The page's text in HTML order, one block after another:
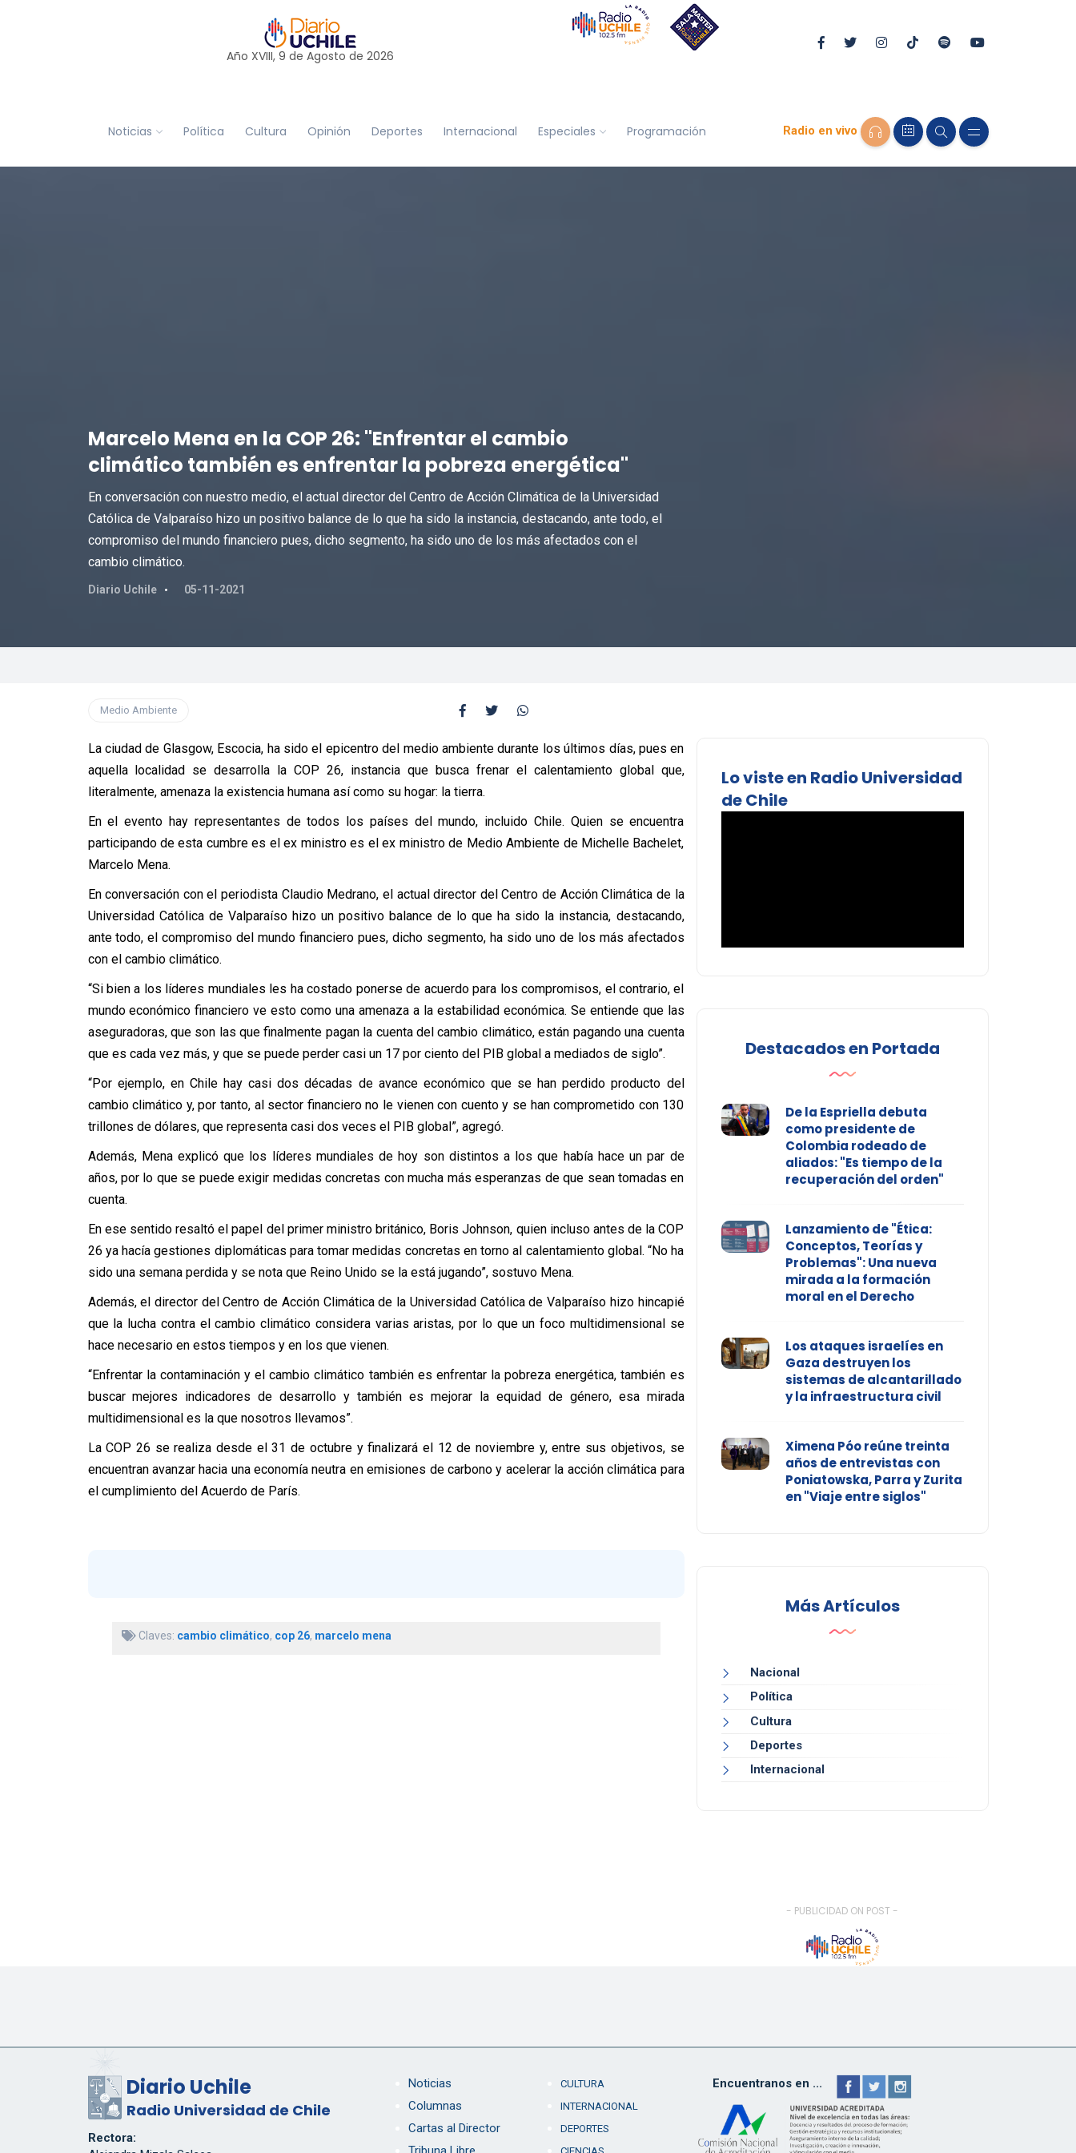
Año XVIII, 9 de Agosto de 2026
Noticias Política Cultura Opinión Deportes Internacional Especiales Programación Radio en vivo
Marcelo Mena en la COP 26: "Enfrentar el cambio
climático también es enfrentar la pobreza energética"
En conversación con nuestro medio, el actual director del Centro de Acción Climática de la Universidad
Católica de Valparaíso hizo un positivo balance de lo que ha sido la instancia, destacando, ante todo, el
compromiso del mundo financiero pues, dicho segmento, ha sido uno de los más afectados con el
cambio climático.
Diario Uchile 05-11-2021
Medio Ambiente
La ciudad de Glasgow, Escocia, ha sido el epicentro del medio ambiente durante los últimos días, pues en
aquella localidad se desarrolla la COP 26, instancia que busca frenar el calentamiento global que,
literalmente, amenaza la existencia humana así como su hogar: la tierra.
En el evento hay representantes de todos los países del mundo, incluido Chile. Quien se encuentra
participando de esta cumbre es el ex ministro es el ex ministro de Medio Ambiente de Michelle Bachelet,
Marcelo Mena.
En conversación con el periodista Claudio Medrano, el actual director del Centro de Acción Climática de la
Universidad Católica de Valparaíso hizo un positivo balance de lo que ha sido la instancia, destacando,
ante todo, el compromiso del mundo financiero pues, dicho segmento, ha sido uno de los más afectados
con el cambio climático.
“Si bien a los líderes mundiales les ha costado ponerse de acuerdo para los compromisos, el contrario, el
mundo económico financiero ve esto como una amenaza a la estabilidad económica. Se entiende que las
aseguradoras, que son las que finalmente pagan la cuenta del cambio climático, están pagando una cuenta
que es cada vez más, y que se puede perder casi un 17 por ciento del PIB global a mediados de siglo”.
“Por ejemplo, en Chile hay casi dos décadas de avance económico que se han perdido producto del
cambio climático y, por tanto, al sector financiero no le vienen con cuento y se han comprometido con 130
trillones de dólares, que representa casi dos veces el PIB global”, agregó.
Además, Mena explicó que los líderes mundiales de hoy son distintos a los que había hace un par de
años, por lo que se puede exigir medidas concretas con mucha más esperanzas de que sean tomadas en
cuenta.
En ese sentido resaltó el papel del primer ministro británico, Boris Johnson, quien incluso antes de la COP
26 ya hacía gestiones diplomáticas para tomar medidas concretas en torno al calentamiento global. “No ha
sido una semana perdida y se nota que Reino Unido se la está jugando”, sostuvo Mena.
Además, el director del Centro de Acción Climática de la Universidad Católica de Valparaíso hizo hincapié
que la lucha contra el cambio climático considera varias aristas, por lo que un foco multidimensional se
hace necesario en estos tiempos y en los que vienen.
“Enfrentar la contaminación y el cambio climático también es enfrentar la pobreza energética, también es
buscar mejores indicadores de desarrollo y también es mejorar la equidad de género, esa mirada
multidimensional es la que nosotros llevamos”.
La COP 26 se realiza desde el 31 de octubre y finalizará el 12 de noviembre y, entre sus objetivos, se
encuentran avanzar hacia una economía neutra en emisiones de carbono y acelerar la acción climática para
el cumplimiento del Acuerdo de París.
Claves: cambio climático, cop 26, marcelo mena
Lo viste en Radio Universidad
de Chile
Destacados en Portada
De la Espriella debuta
como presidente de
Colombia rodeado de
aliados: "Es tiempo de la
recuperación del orden"
Lanzamiento de "Ética:
Conceptos, Teorías y
Problemas": Una nueva
mirada a la formación
moral en el Derecho
Los ataques israelíes en
Gaza destruyen los
sistemas de alcantarillado
y la infraestructura civil
Ximena Póo reúne treinta
años de entrevistas con
Poniatowska, Parra y Zurita
en "Viaje entre siglos"
Más Artículos
Nacional
Política
Cultura
Deportes
Internacional
- PUBLICIDAD ON POST -
Diario Uchile
Radio Universidad de Chile
Rectora:
Noticias
Columnas
Cartas al Director
CULTURA
INTERNACIONAL
DEPORTES
Encuentranos en ...